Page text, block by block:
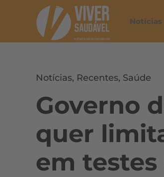
Notícias
Notícias, Recentes, Saúde
Governo
quer
em